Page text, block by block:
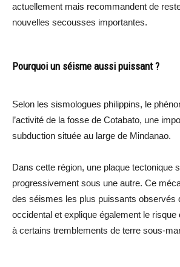
actuellement mais recommandent de
nouvelles secousses importantes.
Pourquoi un séisme aussi puissant ?
Selon les sismologues philippins, le
l’activité de la fosse de Cotabato, une
subduction située au large de Mindanao.
Dans cette région, une plaque tectonique
progressivement sous une autre. Ce
des séismes les plus puissants observés
occidental et explique également le
à certains tremblements de terre sous-